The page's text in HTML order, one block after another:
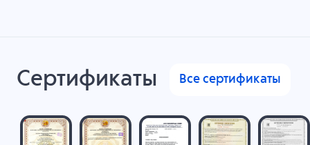
Сертификаты Все сертификаты